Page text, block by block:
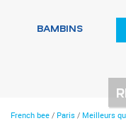
BAMBINS
You
French bee / Paris / Meilleurs